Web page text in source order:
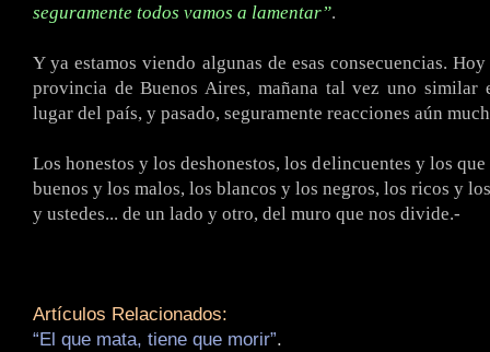
seguramente todos vamos a lamentar”.
Y ya estamos viendo algunas de esas consecuencias.
provincia de Buenos Aires, mañana tal vez uno similar
lugar del país, y pasado, seguramente reacciones aún
Los honestos y los deshonestos, los delincuentes y los
buenos y los malos, los blancos y los negros, los ricos y
y ustedes... de un lado y otro, del muro que nos divide.-
Artículos Relacionados:
“El que mata, tiene que morir”.